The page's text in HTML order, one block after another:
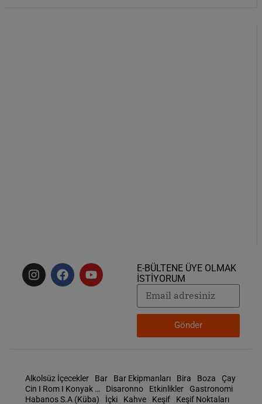
E-BÜLTENE ÜYE OLMAK
İSTİYORUM
Gönder
Alkolsüz İçecekler Bar Bar Ekipmanları Bira Boza
Çay
Cin I Rom I Konyak …
Disaronno Etkinlikler
Gastronomi
Habanos S.A (Küba)
İçki Kahve Keşif Keşif Noktaları